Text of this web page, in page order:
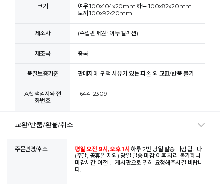
크기
여우 100x104x20mm 하트 100x82x20mm
토끼 100x92x20mm
제조자 (수입판매원 : 이투컬렉션)
제조국 중국
품질보증기준 판매자에 귀책 사유가 있는 파손 외 교환/반품 불가
A/S 책임자와 전
화번호
1644-2309
교환/반품/환불/취소
주문변경/취소 평일 오전 9시, 오후 1시하루 2번 당일 발송 마감됩니다.
(주말, 공휴일 제외) 당일 발송 마감 이후 처리 불가하니
마감시간 이전 1:1 게시판으로 필히 요청해주시길 바랍니
다.